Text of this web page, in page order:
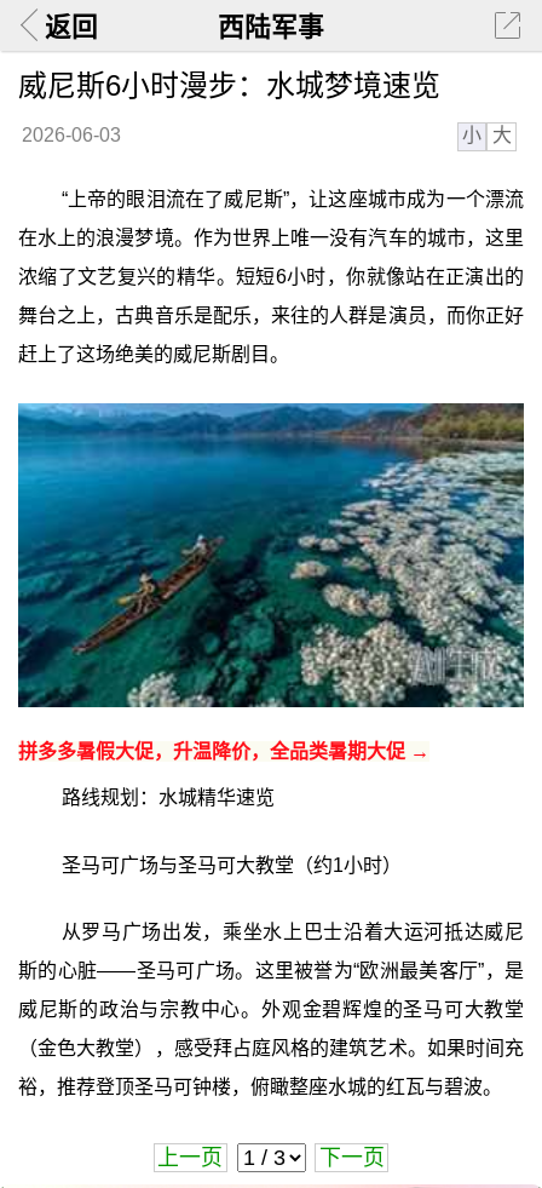
返回 西陆军事
威尼斯6小时漫步：水城梦境速览
2026-06-03 小 大
“上帝的眼泪流在了威尼斯”，让这座城市成为一个漂流
在水上的浪漫梦境。作为世界上唯一没有汽车的城市，这里
浓缩了文艺复兴的精华。短短6小时，你就像站在正演出的
舞台之上，古典音乐是配乐，来往的人群是演员，而你正好
赶上了这场绝美的威尼斯剧目。
拼多多暑假大促，升温降价，全品类暑期大促 →
路线规划：水城精华速览
圣马可广场与圣马可大教堂（约1小时）
从罗马广场出发，乘坐水上巴士沿着大运河抵达威尼
斯的心脏——圣马可广场。这里被誉为“欧洲最美客厅”，是
威尼斯的政治与宗教中心。外观金碧辉煌的圣马可大教堂
（金色大教堂），感受拜占庭风格的建筑艺术。如果时间充
裕，推荐登顶圣马可钟楼，俯瞰整座水城的红瓦与碧波。
上一页 下一页